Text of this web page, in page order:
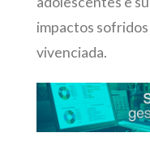
impactos
vivenciada.